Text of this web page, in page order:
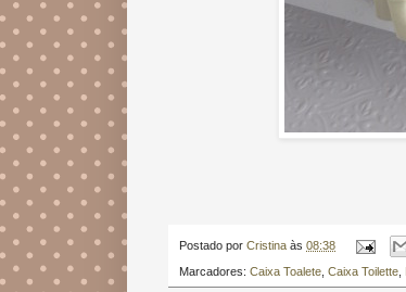
Postado por Cristina às 08:38
Marcadores: Caixa Toalete, Caixa Toilette,